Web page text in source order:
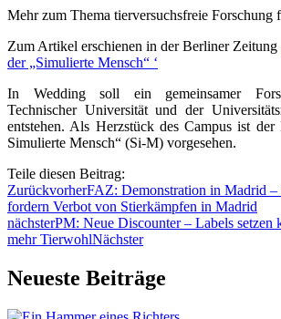
Mehr zum Thema tierversuchsfreie Forschung
Zum Artikel erschienen in der Berliner Zeitung
der „Simulierte Mensch“ ‘
In Wedding soll ein gemeinsamer
Technischer Universität und der
entstehen. Als Herzstück des Campus ist der
Simulierte Mensch“ (Si-M) vorgesehen.
Teile diesen Beitrag:
ZurückvorherFAZ: Demonstration in Madrid –
fordern Verbot von Stierkämpfen in Madrid
nächsterPM: Neue Discounter – Labels setzen
mehr TierwohlNächster
Neueste Beiträge